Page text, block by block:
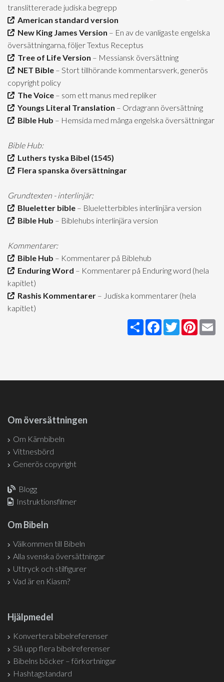
translittererade judiska begrepp
American standard version
New King James Version – En av de vanligaste engelska
översättningarna, följer Textus Receptus
Tree of Life Version – Messiansk översättning
NET Bible – Stort tillhörande kommentarsverk, generös
copyright policy
The Voice – som ett manus med repliker
Youngs Literal Translation – Ordagrann översättning
Bible Hub – Hemsida med många engelska översättningar
Bible Hub:
Luthers tyska Bibel (1545)
Flera spanska översättningar
Grundtexten - interlinjär:
Blueletter bible – Blueletterbibles interlinjära version
Bible Hub – Biblehubs interlinjära version
Kommentarer:
Bible Hub – Kommentarer på Biblehub
Enduring Word – Kommentarer på Enduring word (hela
kapitlet)
Rashis Kommentarer – Judiska kommentarer (hela
kapitlet)
Share Facebook
Twitter
Om översättningen
Om Kärnbibeln
Vittnesbörd
Generös copyright
Blogg
Instruktionsfilmer
Om Bibeln
Välkommen till Bibeln
Alla svenska översättningar
Uttryck och stilfigurer
Vad är en Kiasm?
Hjälpmedel
Konvertera bibelreferenser
Slå upp flera bibelreferenser
Bibelns böcker – förkortningar
Hashtagstandard